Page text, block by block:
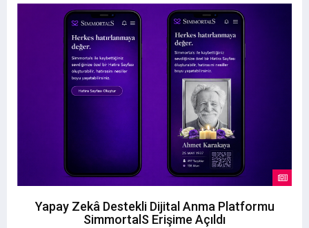
Yapay Zekâ Destekli Dijital Anma Platformu
SimmortalS Erişime Açıldı